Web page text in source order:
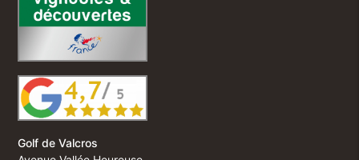
Golf de Valcros